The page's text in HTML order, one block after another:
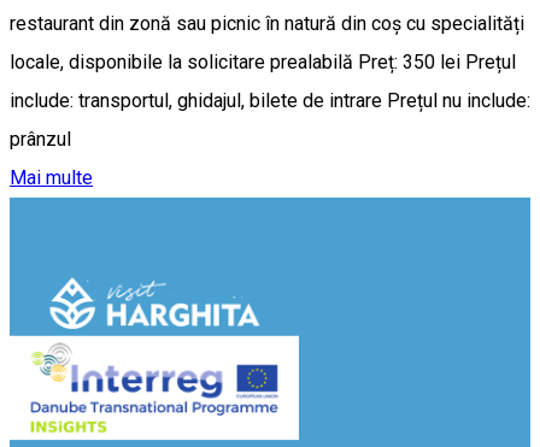
restaurant din zonă sau picnic în natură din coș cu specialități
locale, disponibile la solicitare prealabilă Preț: 350 lei Prețul
include: transportul, ghidajul, bilete de intrare Prețul nu include:
prânzul
Mai multe